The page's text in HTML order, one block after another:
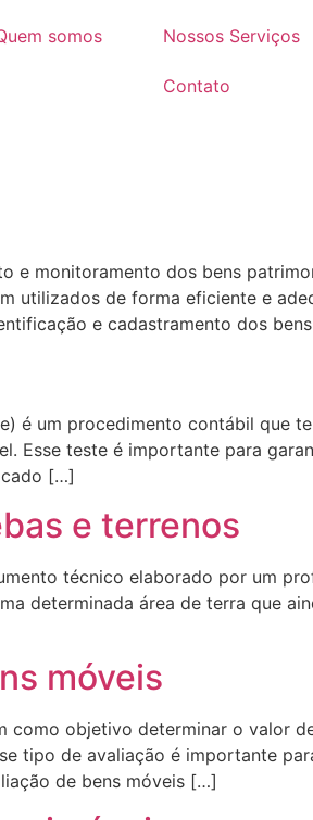
somos Nossos Serviços
Contato
e monitoramento dos bens
utilizados de forma eficiente e
e cadastramento dos
é um procedimento contábil que
Esse teste é importante para
[…]
e terrenos
técnico elaborado por um
determinada área de terra que
móveis
como objetivo determinar o valor
tipo de avaliação é importante
de bens móveis […]